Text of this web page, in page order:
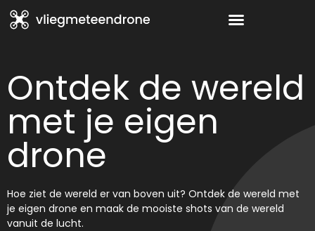
Ontdek de wereld
met je eigen
drone
Hoe ziet de wereld er van boven uit? Ontdek de wereld met
je eigen drone en maak de mooiste shots van de wereld
vanuit de lucht.